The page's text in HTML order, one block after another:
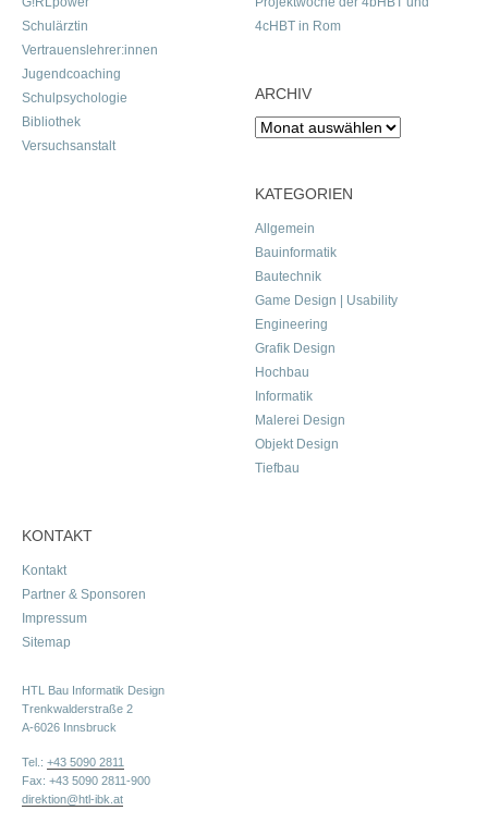
Schulärztin
Vertrauenslehrer:innen
Jugendcoaching
Schulpsychologie
Bibliothek
Versuchsanstalt
4cHBT in Rom
ARCHIV
Archiv
KATEGORIEN
Allgemein
Bauinformatik
Bautechnik
Game Design | Usability
Engineering
Grafik Design
Hochbau
Informatik
Malerei Design
Objekt Design
Tiefbau
KONTAKT
Kontakt
Partner & Sponsoren
Impressum
Sitemap
HTL Bau Informatik Design
Trenkwalderstraße 2
A-6026 Innsbruck
Tel.: +43 5090 2811
Fax: +43 5090 2811-900
direktion@htl-ibk.at